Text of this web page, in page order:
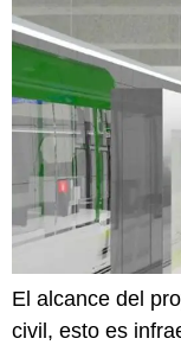
El alcance del
civil, esto es